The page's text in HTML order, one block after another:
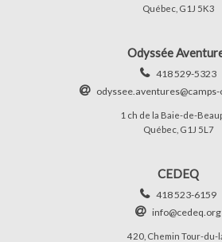
Québec, G1J 5K3
Odyssée
418 529-5323
1 ch de la Baie-de-
Québec, G1J 5L7
CEDEQ
418 523-6159
info@cedeq.org
420, Chemin Tour-du-